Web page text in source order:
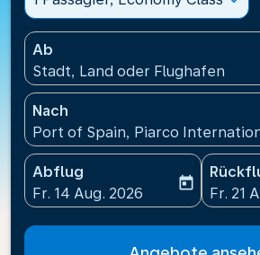
Ab
Stadt, Land oder Flughafen
Nach
Port of Spain, Piarco
Abflug
fc-booking-departure-date-
Fr. 14 Aug. 2026
today
fc-
Fr. 21